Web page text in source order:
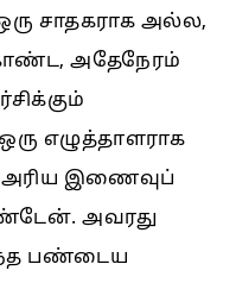
சாதகராக அல்ல,
அதேநேரம்
எழுத்தாளராக
அரிய இணைவுப்
அவரது
பண்டைய